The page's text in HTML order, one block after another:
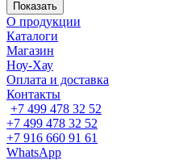
Показать
О продукции
Каталоги
Магазин
Ноу-Хау
Оплата и доставка
Контакты
+7 499 478 32 52
+7 499 478 32 52
+7 916 660 91 61
WhatsApp